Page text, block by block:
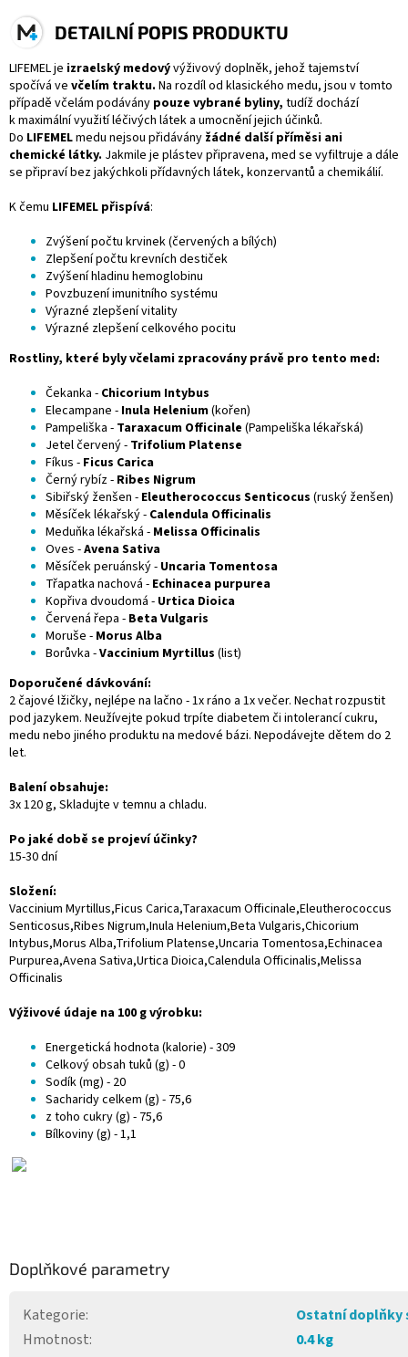
DETAILNÍ POPIS PRODUKTU
LIFEMEL je izraelský medovývýživový doplněk, jehož tajemství
spočívá ve včelím traktu. Na rozdíl od klasického medu, jsou v tomto
případě včelám podávány pouze vybrané byliny, tudíž dochází
k maximální využití léčivých látek a umocnění jejich účinků.
Do LIFEMELmedu nejsou přidávány žádné další příměsi ani
chemické látky. Jakmile je plástev připravena, med se vyfiltruje a dále
se připraví bez jakýchkoli přídavných látek, konzervantů a chemikálií.
K čemu LIFEMEL přispívá:
Zvýšení počtu krvinek (červených a bílých)
Zlepšení počtu krevních destiček
Zvýšení hladinu hemoglobinu
Povzbuzení imunitního systému
Výrazné zlepšení vitality
Výrazné zlepšení celkového pocitu
Rostliny, které byly včelami zpracovány právě pro tento med:
Čekanka - Chicorium Intybus
Elecampane - Inula Helenium(kořen)
Pampeliška - Taraxacum Officinale (Pampeliška lékařská)
Jetel červený - Trifolium Platense
Fíkus - Ficus Carica
Černý rybíz - Ribes Nigrum
Sibiřský ženšen - Eleutherococcus Senticocus (ruský ženšen)
Měsíček lékařský - Calendula Officinalis
Meduňka lékařská - Melissa Officinalis
Oves -Avena Sativa
Měsíček peruánský - Uncaria Tomentosa
Třapatka nachová - Echinacea purpurea
Kopřiva dvoudomá - Urtica Dioica
Červená řepa - Beta Vulgaris
Moruše - Morus Alba
Borůvka -Vaccinium Myrtillus (list)
Doporučené dávkování:
2 čajové lžičky, nejlépe na lačno - 1x ráno a 1x večer. Nechat rozpustit
pod jazykem. Neužívejte pokud trpíte diabetem či intolerancí cukru,
medu nebo jiného produktu na medové bázi. Nepodávejte dětem do 2
let.
Balení obsahuje:
3x 120 g, Skladujte v temnu a chladu.
Po jaké době se projeví účinky?
15-30 dní
Složení:
Vaccinium Myrtillus,Ficus Carica,Taraxacum Officinale,Eleutherococcus
Senticosus,Ribes Nigrum,Inula Helenium,Beta Vulgaris,Chicorium
Intybus,Morus Alba,Trifolium Platense,Uncaria Tomentosa,Echinacea
Purpurea,Avena Sativa,Urtica Dioica,Calendula Officinalis,Melissa
Officinalis
Výživové údaje na 100 g výrobku:
Energetická hodnota (kalorie) - 309
Celkový obsah tuků (g) - 0
Sodík (mg) - 20
Sacharidy celkem (g) - 75,6
z toho cukry (g) - 75,6
Bílkoviny (g) - 1,1
Doplňkové parametry
Kategorie:
Ostatní doplňky
Hmotnost:
0.4 kg